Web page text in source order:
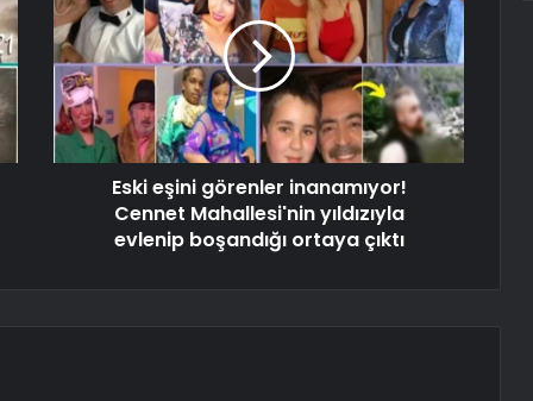
Eski eşini görenler inanamıyor!
Cennet Mahallesi'nin yıldızıyla
evlenip boşandığı ortaya çıktı